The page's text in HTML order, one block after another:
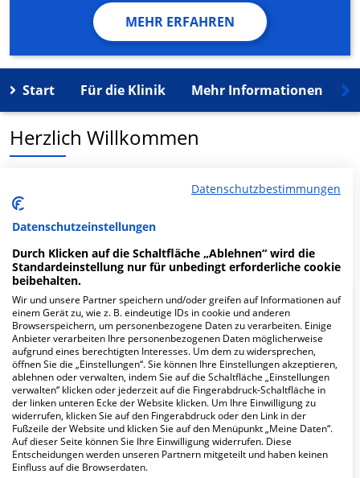
MEHR ERFAHREN
Start Für die Klinik Mehr Informationen
Herzlich Willkommen
MVZ-Lisberg-Trabelsdorf in der Am Schloß 6 ist ein
medizinisches Versorgungszentrum in Lisberg.
Mehr Informationen
FAQ
Hier ﬁnden Sie häuﬁg gestellte Fragen zu dieser Klinik.
Wie lautet die Adresse von MVZ-Lisberg-
Trabelsdorf?
Am Schloß 6
96170 Lisberg
Datenschutzbestimmungen
Datenschutzeinstellungen
Durch Klicken auf die Schaltfläche „Ablehnen“ wird die
Standardeinstellung nur für unbedingt erforderliche cookie
beibehalten.
Wir und unsere Partner speichern und/oder greifen auf Informationen auf
einem Gerät zu, wie z. B. eindeutige IDs in cookie und anderen
Browserspeichern, um personenbezogene Daten zu verarbeiten. Einige
Anbieter verarbeiten Ihre personenbezogenen Daten möglicherweise
aufgrund eines berechtigten Interesses. Um dem zu widersprechen,
öffnen Sie die „Einstellungen“. Sie können Ihre Einstellungen akzeptieren,
ablehnen oder verwalten, indem Sie auf die Schaltfläche „Einstellungen
verwalten“ klicken oder jederzeit auf die Fingerabdruck-Schaltfläche in
der linken unteren Ecke der Website klicken. Um Ihre Einwilligung zu
widerrufen, klicken Sie auf den Fingerabdruck oder den Link in der
Fußzeile der Website und klicken Sie auf den Menüpunkt „Meine Daten“.
Auf dieser Seite können Sie Ihre Einwilligung widerrufen. Diese
Entscheidungen werden unseren Partnern mitgeteilt und haben keinen
Einfluss auf die Browserdaten.